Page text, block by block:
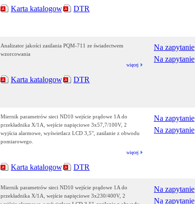
Karta katalogowa DTR
Analizator jakości zasilania PQM-711 ze świadectwem
wzorcowania
więcej
Karta katalogowa DTR
Na zapytanie
Na zapytanie
Miernik parametrów sieci ND10 wejście prądowe 1A do
przekładnika X/1A, wejście napięciowe 3x57,7/100V, 2
wyjścia alarmowe, wyświetlacz LCD 3,5", zasilanie z obwodu
pomiarowego.
więcej
Karta katalogowa DTR
Na zapytanie
Na zapytanie
Miernik parametrów sieci ND10 wejście prądowe 1A do
przekładnika X/1A, wejście napięciowe 3x230/400V, 2
Na zapytanie
Na zapytanie